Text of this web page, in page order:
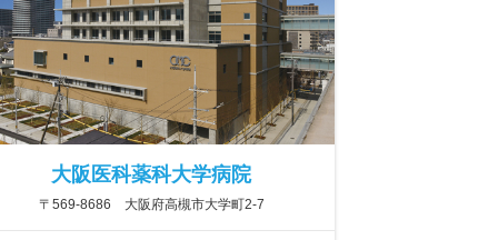
大阪医科薬科大学病院
〒569-8686 大阪府高槻市大学町2-7